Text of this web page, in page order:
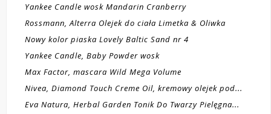
Yankee Candle wosk Mandarin Cranberry
Rossmann, Alterra Olejek do ciała Limetka & Oliwka
Nowy kolor piaska Lovely Baltic Sand nr 4
Yankee Candle, Baby Powder wosk
Max Factor, mascara Wild Mega Volume
Nivea, Diamond Touch Creme Oil, kremowy olejek pod...
Eva Natura, Herbal Garden Tonik Do Twarzy Pielęgna...